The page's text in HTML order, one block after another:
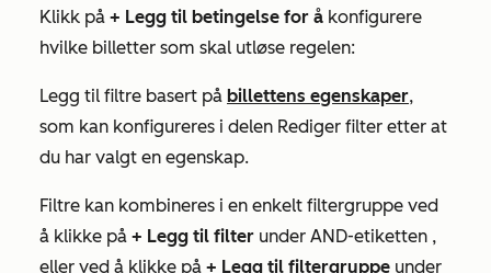
Klikk på + Legg til betingelse for å konfigurere
hvilke billetter som skal utløse regelen:
Legg til filtre basert på billettens egenskaper,
som kan konfigureres i delen Rediger filter etter at
du har valgt en egenskap.
Filtre kan kombineres i en enkelt filtergruppe ved
å klikke på + Legg til filter under AND-etiketten ,
eller ved å klikke på + Legg til filtergruppe under